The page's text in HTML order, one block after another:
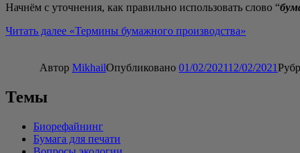
Нач­нём с уточ­не­ния, как пра­виль­но исполь­зо­вать сло­во “
Читать далее «Тер­ми­ны бумаж­но­го производства»
Автор MikhailОпубликовано 01/02/202112/02/2021
Темы
Биорефайнинг
Бумага для печати